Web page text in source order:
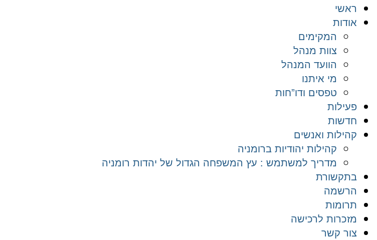
ראשי
אודות
המקימים
צוות מנהל
הוועד המנהל
מי איתנו
טפסים ודו”חות
פעילות
חדשות
קהילות ואנשים
קהילות יהודיות ברומניה
מדריך למשתמש : עץ המשפחה הגדול של יהדות רומניה
בתקשורת
הרשמה
תרומות
מזכרות לרכישה
צור קשר